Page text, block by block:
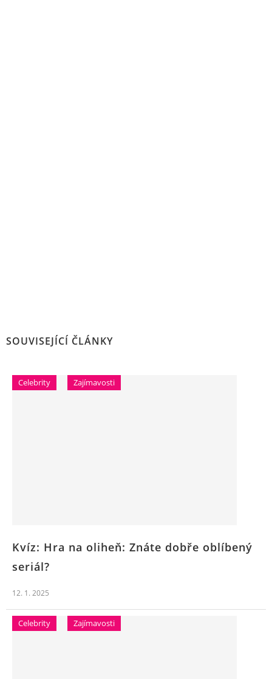
SOUVISEJÍCÍ ČLÁNKY
Celebrity Zajímavosti
Kvíz: Hra na oliheň: Znáte dobře oblíbený
seriál?
12. 1. 2025
Celebrity Zajímavosti